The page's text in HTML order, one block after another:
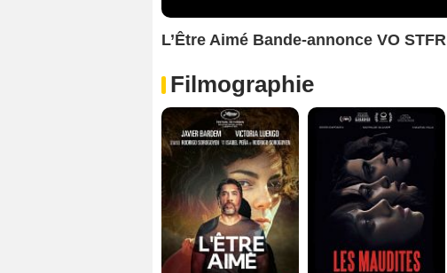
L’Être Aimé Bande-annonce VO STFR
Filmographie